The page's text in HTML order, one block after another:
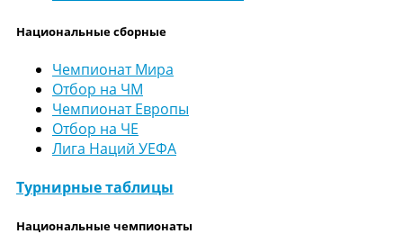
Национальные сборные
Чемпионат Мира
Отбор на ЧМ
Чемпионат Европы
Отбор на ЧЕ
Лига Наций УЕФА
Турнирные таблицы
Национальные чемпионаты